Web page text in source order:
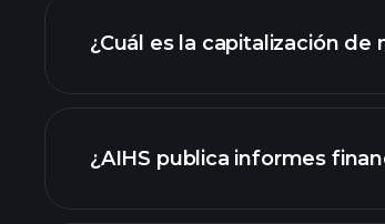
¿Cuál es la capitalización de
nuestra
¿AIHS publica informes